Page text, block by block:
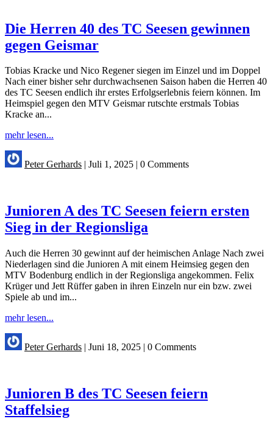
Die Herren 40 des TC Seesen gewinnen
gegen Geismar
Tobias Kracke und Nico Regener siegen im Einzel und im Doppel
Nach einer bisher sehr durchwachsenen Saison haben die Herren 40
des TC Seesen endlich ihr erstes Erfolgserlebnis feiern können. Im
Heimspiel gegen den MTV Geismar rutschte erstmals Tobias
Kracke an...
mehr lesen...
Peter Gerhards | Juli 1, 2025 | 0 Comments
Junioren A des TC Seesen feiern ersten
Sieg in der Regionsliga
Auch die Herren 30 gewinnt auf der heimischen Anlage Nach zwei
Niederlagen sind die Junioren A mit einem Heimsieg gegen den
MTV Bodenburg endlich in der Regionsliga angekommen. Felix
Krüger und Jett Rüffer gaben in ihren Einzeln nur ein bzw. zwei
Spiele ab und im...
mehr lesen...
Peter Gerhards | Juni 18, 2025 | 0 Comments
Junioren B des TC Seesen feiern
Staffelsieg